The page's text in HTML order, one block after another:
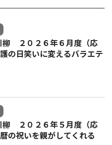
柳 ２０２６年６月度（応
の日笑いに変えるバラエテ
柳 ２０２６年５月度（応
の祝いを親がしてくれる